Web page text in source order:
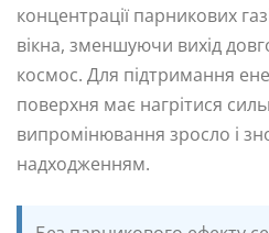
концентрації парникових
вікна, зменшуючи вихід
космос. Для підтримання
поверхня має нагрітися
випромінювання зросло і
надходженням.